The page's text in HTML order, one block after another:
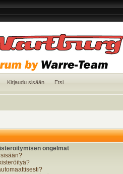
Kirjaudu sisään Etsi
ongelmat